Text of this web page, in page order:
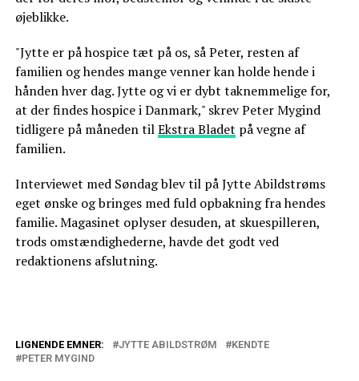
øjeblikke.
"Jytte er på hospice tæt på os, så Peter, resten af
familien og hendes mange venner kan holde hende i
hånden hver dag. Jytte og vi er dybt taknemmelige for,
at der findes hospice i Danmark," skrev Peter Mygind
tidligere på måneden tilEkstra Bladet på vegne af
familien.
Interviewet med Søndag blev til på Jytte Abildstrøms
eget ønske og bringes med fuld opbakning fra hendes
familie. Magasinet oplyser desuden, at skuespilleren,
trods omstændighederne, havde det godt ved
redaktionens afslutning.
Jagten er endelig forbi: 'Landmand søger
LIGNENDE EMNER: JYTTE ABILDSTRØM
KENDTE
PETER MYGIND